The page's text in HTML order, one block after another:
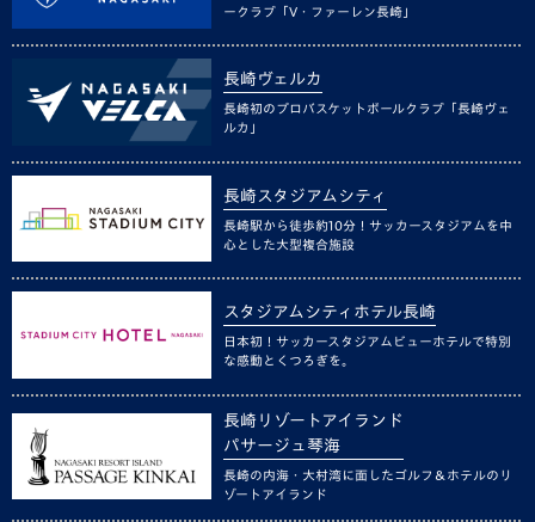
ークラブ「V・ファーレン長崎」
長崎ヴェルカ
長崎初のプロバスケットボールクラブ「長崎ヴェ
ルカ」
長崎スタジアムシティ
長崎駅から徒歩約10分！サッカースタジアムを中
心とした大型複合施設
スタジアムシティホテル長崎
日本初！サッカースタジアムビューホテルで特別
な感動とくつろぎを。
長崎リゾートアイランド
パサージュ琴海
長崎の内海・大村湾に面したゴルフ＆ホテルのリ
ゾートアイランド